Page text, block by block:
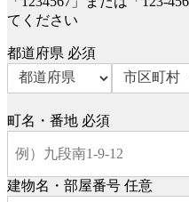
てください
都道府県 必須
町名・番地 必須
建物名・部屋番号 任意